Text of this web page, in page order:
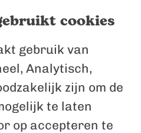
cookies
gebruik van
Analytisch,
zijn om de
te laten
op accepteren te
e
n
u
Het Biesbosch
Poort naar de
Biesbosch
Bertus de